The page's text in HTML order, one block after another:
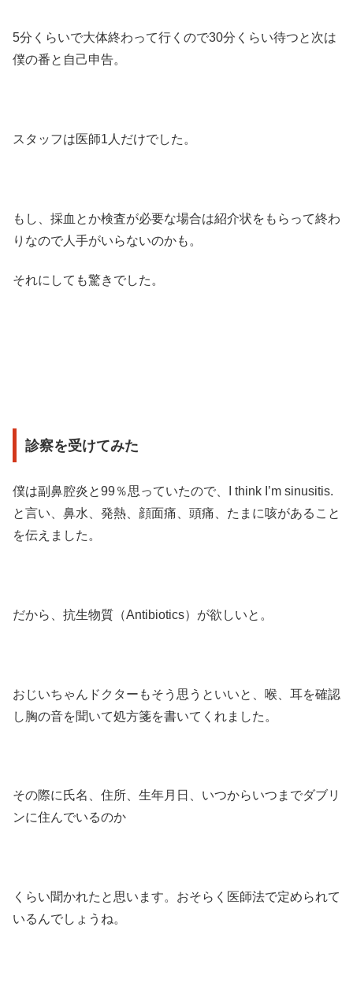
5分くらいで大体終わって行くので30分くらい待つと次は
僕の番と自己申告。
スタッフは医師1人だけでした。
もし、採血とか検査が必要な場合は紹介状をもらって終わ
りなので人手がいらないのかも。
それにしても驚きでした。
診察を受けてみた
僕は副鼻腔炎と99％思っていたので、I think I’m sinusitis.
と言い、鼻水、発熱、顔面痛、頭痛、たまに咳があること
を伝えました。
だから、抗生物質（Antibiotics）が欲しいと。
おじいちゃんドクターもそう思うといいと、喉、耳を確認
し胸の音を聞いて処方箋を書いてくれました。
その際に氏名、住所、生年月日、いつからいつまでダブリ
ンに住んでいるのか
くらい聞かれたと思います。おそらく医師法で定められて
いるんでしょうね。